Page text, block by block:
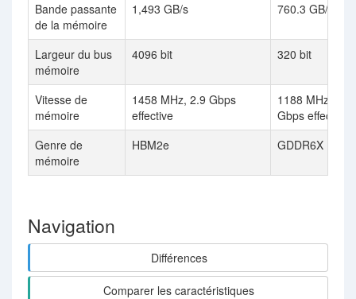
Bande passante
de la mémoire
1,493 GB/s 760.3 GB/s
Largeur du bus
mémoire
4096 bit 320 bit
Vitesse de
mémoire
1458 MHz, 2.9 Gbps
effective
1188 MHz, 19
Gbps effective
Genre de
mémoire
HBM2e GDDR6X
Navigation
Différences
Comparer les caractéristiques